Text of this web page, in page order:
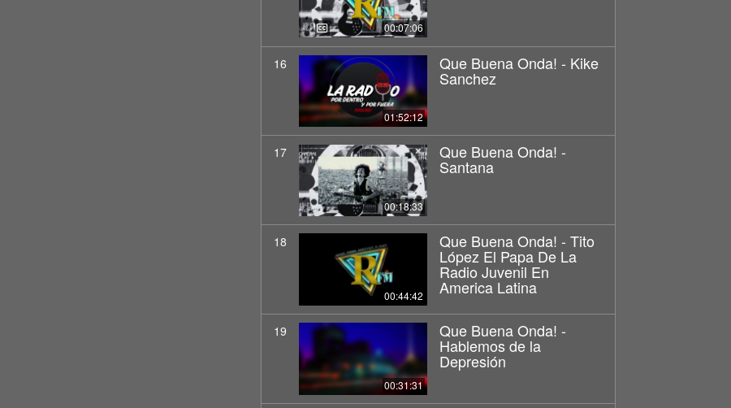
00:07:06
16
01:52:12
Que Buena Onda! - Kike
Sanchez
17
00:18:33
Que Buena Onda! -
Santana
18
00:44:42
Que Buena Onda! - Tito
López El Papa De La
Radio Juvenil En
America Latina
19
00:31:31
Que Buena Onda! -
Hablemos de la
Depresión